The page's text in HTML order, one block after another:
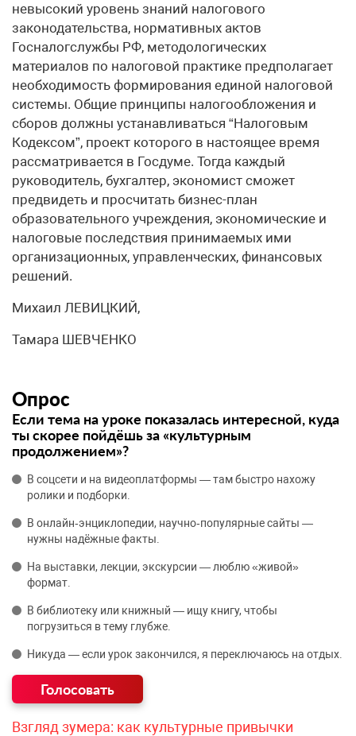
невысокий уровень знаний налогового
законодательства, нормативных актов
Госналогслужбы РФ, методологических
материалов по налоговой практике предполагает
необходимость формирования единой налоговой
системы. Общие принципы налогообложения и
сборов должны устанавливаться “Налоговым
Кодексом”, проект которого в настоящее время
рассматривается в Госдуме. Тогда каждый
руководитель, бухгалтер, экономист сможет
предвидеть и просчитать бизнес-план
образовательного учреждения, экономические и
налоговые последствия принимаемых ими
организационных, управленческих, финансовых
решений.
Михаил ЛЕВИЦКИЙ,
Тамара ШЕВЧЕНКО
Опрос
Если тема на уроке показалась интересной, куда
ты скорее пойдёшь за «культурным
продолжением»?
В соцсети и на видеоплатформы — там быстро нахожу
ролики и подборки.
В онлайн‑энциклопедии, научно‑популярные сайты —
нужны надёжные факты.
На выставки, лекции, экскурсии — люблю «живой»
формат.
В библиотеку или книжный — ищу книгу, чтобы
погрузиться в тему глубже.
Никуда — если урок закончился, я переключаюсь на отдых.
Взгляд зумера: как культурные привычки